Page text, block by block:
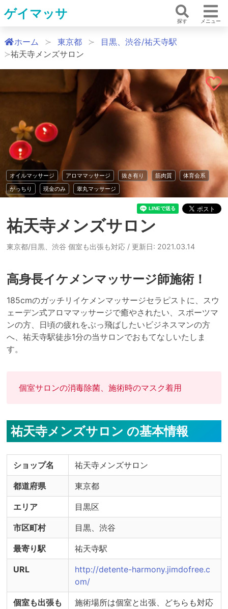
ゲイマッサ
探す メニュー
ホーム 東京都
目黒、渋谷/祐天寺駅
祐天寺メンズサロン
オイルマッサージ アロママッサージ 抜き有り 筋肉質
体育会系
がっちり
現金のみ 睾丸マッサージ
祐天寺メンズサロン
東京都/目黒、渋谷 個室も出張も対応 / 更新日: 2021.03.14
高身長イケメンマッサージ師施術！
185cmのガッチリイケメンマッサージセラピストに、スウ
ェーデン式アロママッサージで癒やされたい、スポーツマ
ンの方、日頃の疲れをぶっ飛ばしたいビジネスマンの方
へ、祐天寺駅徒歩1分の当サロンでおもてなしいたしま
す。
個室サロンの消毒除菌、施術時のマスク着用
祐天寺メンズサロン の基本情報
ショップ名 祐天寺メンズサロン
都道府県 東京都
エリア 目黒区
市区町村 目黒、渋谷
最寄り駅 祐天寺駅
URL
http://detente-harmony.jimdofree.c
om/
個室も出張も
施術場所は個室と出張、どちらも対応